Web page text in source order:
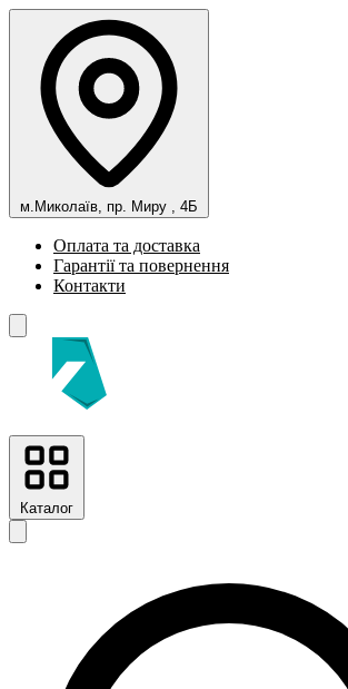
м.Миколаїв, пр. Миру , 4Б
Оплата та доставка
Гарантії та повернення
Контакти
Каталог